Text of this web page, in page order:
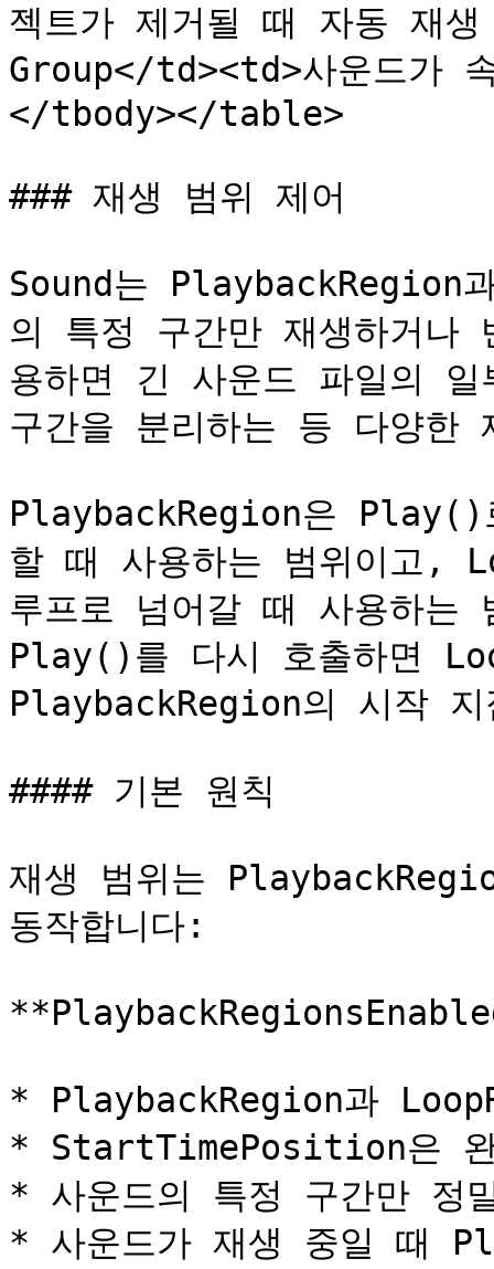
젝트가 제거될 때 자동 재
Group</td><td>사운드가
</tbody></table>
### 재생 범위 제어
Sound는 PlaybackRegion
의 특정 구간만 재생하거
용하면 긴 사운드 파일의
구간을 분리하는 등 다양한
PlaybackRegion은 Play()
할 때 사용하는 범위이고,
루프로 넘어갈 때 사용하는
Play()를 다시 호출하면
PlaybackRegion의 시작 지
#### 기본 원칙
재생 범위는
동작합니다:
* PlaybackRegion과
* StartTimePosition은 완
* 사운드의 특정 구간만 정
* 사운드가 재생 중일 때